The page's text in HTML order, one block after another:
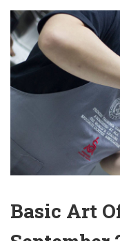
Basic Art